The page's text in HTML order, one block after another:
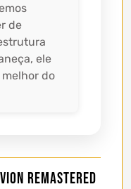
de
ele
do
Remastered